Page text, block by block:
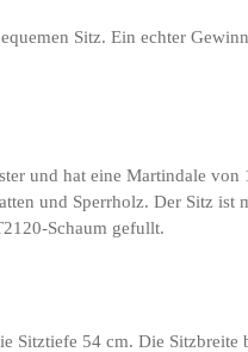
Sitz. Ein echter
und hat eine Martindale von
und Sperrholz. Der Sitz ist
Schaum gefullt.
Sitztiefe 54 cm. Die